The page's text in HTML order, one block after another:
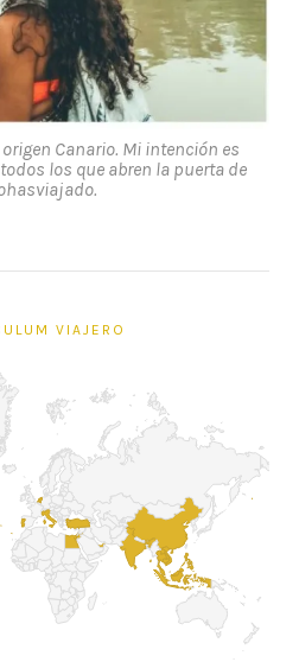
Canario. Mi intención es
los que abren la puerta de
VIAJERO